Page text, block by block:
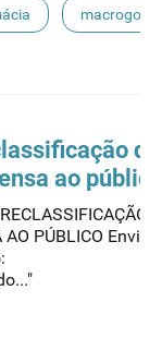
macrogol
do
ao público
AO PÚBLICO Enviar